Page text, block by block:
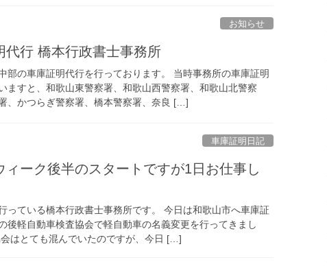
お知らせ
代行 橋本行政書士事務所
部の車庫証明代行を行っております。 当時事務所の車庫証明
ますと、和歌山東警察署、和歌山西警察署、和歌山北警察
、かつらぎ警察署、橋本警察署、奈良 […]
車庫証明日記
ィーク後半のスタートですが1日お仕事し
っている橋本行政書士事務所です。 今日は和歌山市へ車庫証
後軽自動車検査協会で軽自動車の名義変更を行ってきまし
はとても混んでいたのですが、今日 […]